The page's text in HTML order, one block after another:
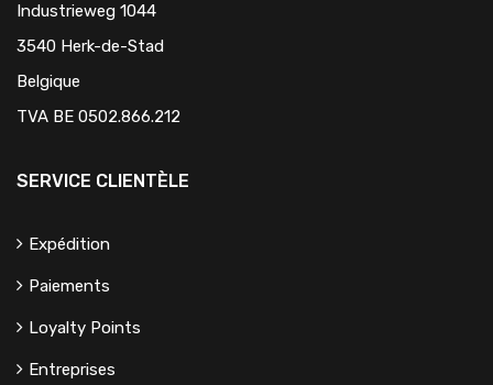
Industrieweg 1044
3540 Herk-de-Stad
Belgique
TVA BE 0502.866.212
SERVICE CLIENTÈLE
Expédition
Paiements
Loyalty Points
Entreprises